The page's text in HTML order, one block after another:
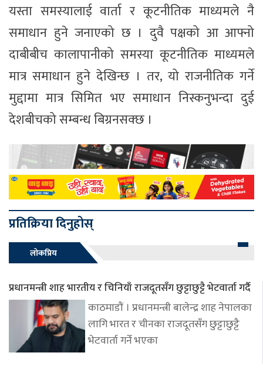
यस्ता समस्यालाई वार्ता र कूटनीतिक माध्यमले नै
समाधान हुने जनाएको छ । दुवै पक्षको आ आफ्नो
दाबीबीच कालापानीको समस्या कूटनीतिक माध्यमले
मात्र समाधान हुने देखिन्छ । तर, यो राजनीतिक गर्ने
मुद्दामा मात्र सिमित भए समाधान निस्कनुभन्दा दुई
देशबीचको सम्बन्ध बिग्रनसक्छ ।
प्रतिक्रिया दिनुहोस्
लोकप्रिय
प्रधानमन्त्री शाह भारतीय र चिनियाँ राजदूतसँग छुट्टाछुट्टै भेटवार्ता गर्दै
काठमाडौं । प्रधानमन्त्री बालेन्द्र शाह नेपालका
लागि भारत र चीनका राजदूतसँग छुट्टाछुट्टै
भेटवार्ता गर्ने भएका